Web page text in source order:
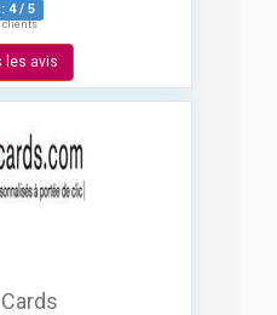
4/ 5
clients
les avis